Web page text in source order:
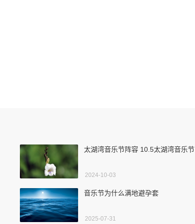
太湖湾音乐节阵容 10.5太湖湾音乐节
2024-10-03
音乐节为什么满地避孕套
2025-07-31